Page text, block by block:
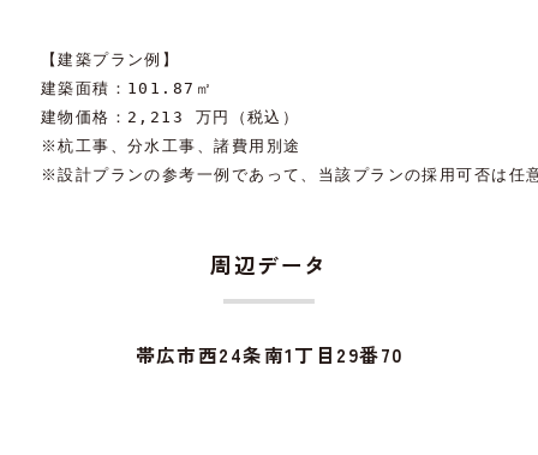
【建築プラン例】
建築面積：101.87㎡
建物価格：2,213 万円（税込）
※杭工事、分水工事、諸費用別途
※設計プランの参考一例であって、当該プランの採用可否は任
周辺データ
帯広市西24条南1丁目29番70